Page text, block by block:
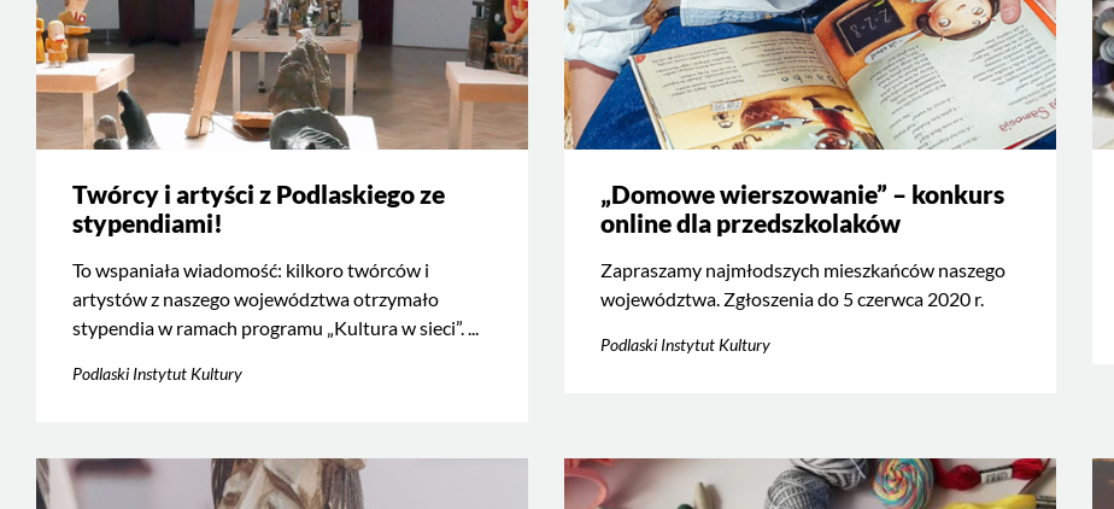
Twórcy i artyści z Podlaskiego ze
stypendiami!
To wspaniała wiadomość: kilkoro twórców i
artystów z naszego województwa otrzymało
stypendia w ramach programu „Kultura w sieci”. ...
Podlaski Instytut Kultury
„Domowe wierszowanie” – konkurs
online dla przedszkolaków
Zapraszamy najmłodszych mieszkańców naszego
województwa. Zgłoszenia do 5 czerwca 2020 r.
Podlaski Instytut Kultury